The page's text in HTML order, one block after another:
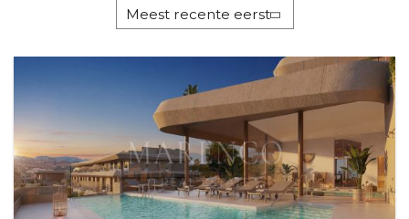
ZOEKEN
Meest recente eerst